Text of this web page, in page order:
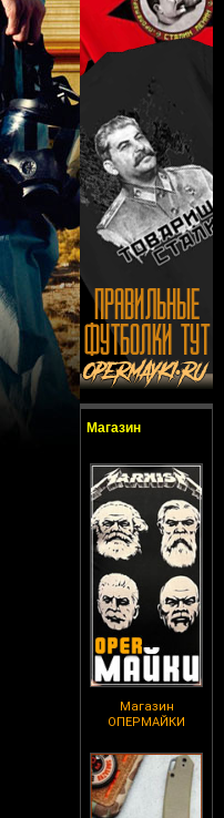
Магазин
Магазин
ОПЕРМАЙКИ